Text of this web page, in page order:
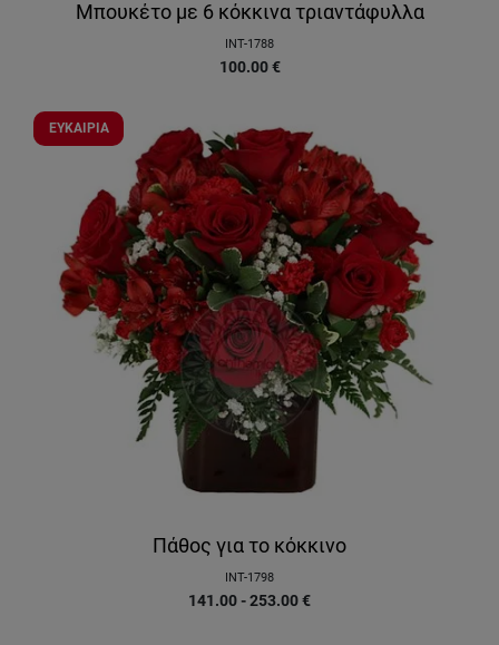
Μπουκέτο με 6 κόκκινα τριαντάφυλλα
INT-1788
100.00 €
ΕΥΚΑΙΡΙΑ
Πάθος για το κόκκινο
INT-1798
141.00 - 253.00€